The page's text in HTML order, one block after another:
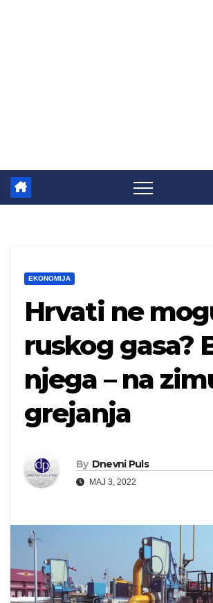
EKONOMIJA
Hrvati ne
ruskog gasa?
njega – na
grejanja
By Dnevni Puls
MAJ 3, 2022